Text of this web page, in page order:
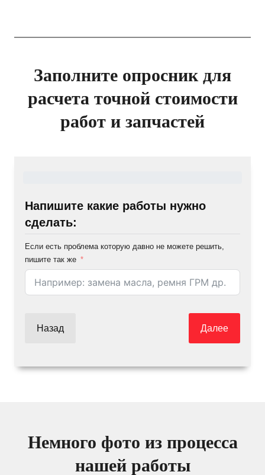
Заполните опросник для
расчета точной стоимости
работ и запчастей
Напишите какие работы нужно
сделать:
Если есть проблема которую давно не можете решить,
пишите так же
Назад Далее
Немного фото из процесса
нашей работы